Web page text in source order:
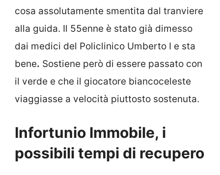
cosa assolutamente smentita dal tranviere
alla guida. Il 55enne è stato già dimesso
dai medici del Policlinico Umberto I e sta
bene. Sostiene però di essere passato con
il verde e che il giocatore biancoceleste
viaggiasse a velocità piuttosto sostenuta.
Infortunio Immobile, i
possibili tempi di recupero